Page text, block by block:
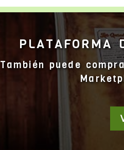
PLATAFORMA
También puede